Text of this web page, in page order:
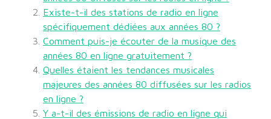
Existe-t-il des stations de radio en ligne
spécifiquement dédiées aux années 80 ?
Comment puis-je écouter de la musique des
années 80 en ligne gratuitement ?
Quelles étaient les tendances musicales
majeures des années 80 diffusées sur les radios
en ligne ?
Y a-t-il des émissions de radio en ligne qui